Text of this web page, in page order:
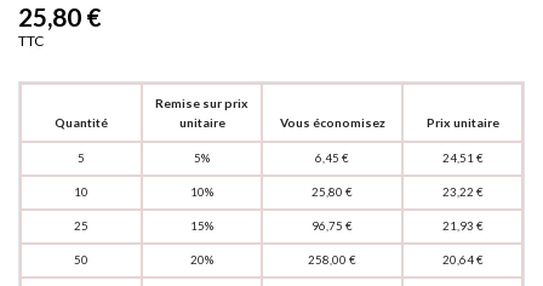
25,80 €
TTC
Quantité
Remise sur prix
unitaire
Vous économisez Prix unitaire
5 5% 6,45 € 24,51 €
10 10% 25,80 € 23,22 €
25 15% 96,75 € 21,93 €
50 20% 258,00 € 20,64 €